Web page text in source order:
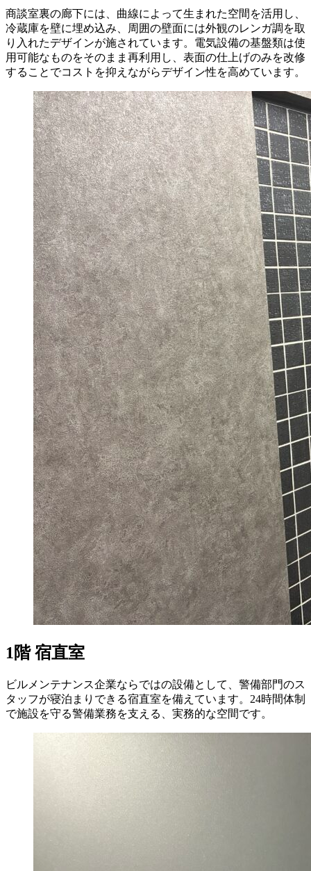
商談室裏の廊下には、曲線によって生まれた空間を活用し、
冷蔵庫を壁に埋め込み、周囲の壁面には外観のレンガ調を取
り入れたデザインが施されています。電気設備の基盤類は使
用可能なものをそのまま再利用し、表面の仕上げのみを改修
することでコストを抑えながらデザイン性を高めています。
1階 宿直室
ビルメンテナンス企業ならではの設備として、警備部門のス
タッフが寝泊まりできる宿直室を備えています。24時間体制
で施設を守る警備業務を支える、実務的な空間です。